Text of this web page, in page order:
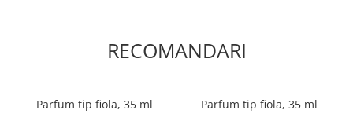
RECOMANDARI
Parfum tip fiola, 35 ml
Parfum tip fiola, 35 ml